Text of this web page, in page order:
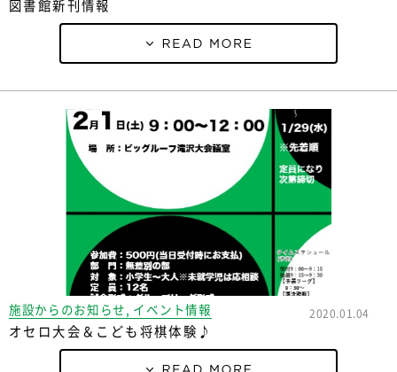
図書館新刊情報
施設からのお知らせ, イベント情報 2020.01.04
オセロ大会＆こども将棋体験♪